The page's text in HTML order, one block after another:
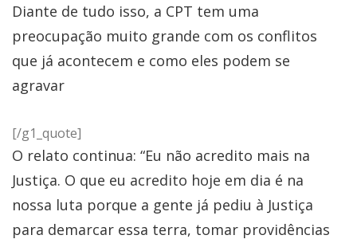
Diante de tudo isso, a CPT tem uma
preocupação muito grande com os conflitos
que já acontecem e como eles podem se
agravar
[/g1_quote]
O relato continua: “Eu não acredito mais na
Justiça. O que eu acredito hoje em dia é na
nossa luta porque a gente já pediu à Justiça
para demarcar essa terra, tomar providências